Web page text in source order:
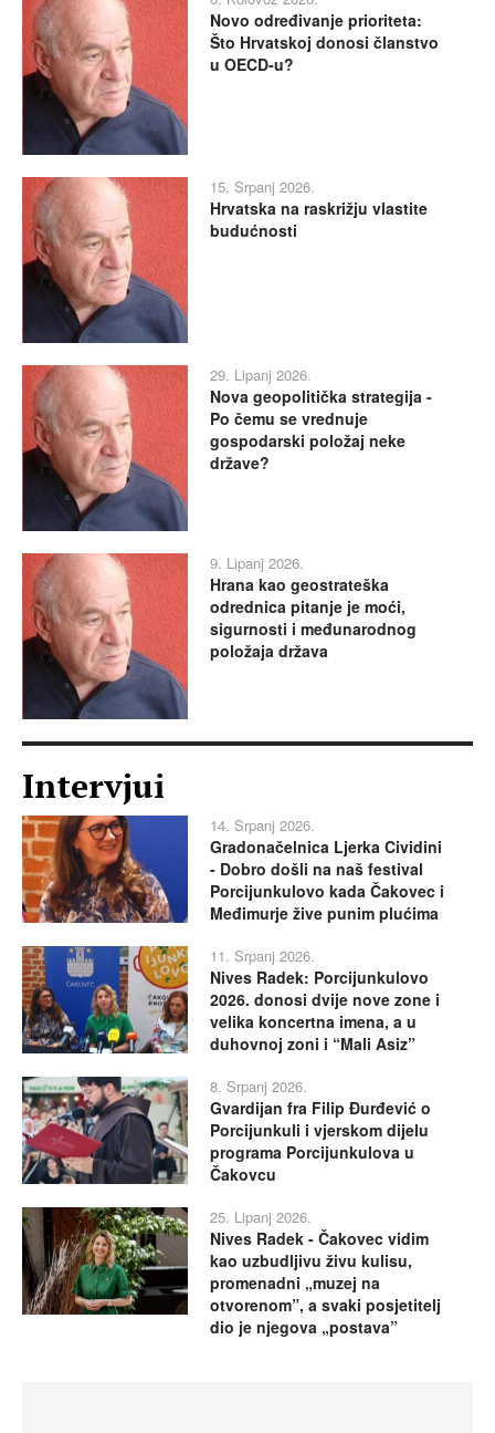
Novo određivanje prioriteta:
Što Hrvatskoj donosi članstvo
u OECD-u?
15. Srpanj 2026.
Hrvatska na raskrižju vlastite
budućnosti
29. Lipanj 2026.
Nova geopolitička strategija -
Po čemu se vrednuje
gospodarski položaj neke
države?
9. Lipanj 2026.
Hrana kao geostrateška
odrednica pitanje je moći,
sigurnosti i međunarodnog
položaja država
Intervjui
14. Srpanj 2026.
Gradonačelnica Ljerka Cividini
- Dobro došli na naš festival
Porcijunkulovo kada Čakovec i
Međimurje žive punim plućima
11. Srpanj 2026.
Nives Radek: Porcijunkulovo
2026. donosi dvije nove zone i
velika koncertna imena, a u
duhovnoj zoni i “Mali Asiz”
8. Srpanj 2026.
Gvardijan fra Filip Đurđević o
Porcijunkuli i vjerskom dijelu
programa Porcijunkulova u
Čakovcu
25. Lipanj 2026.
Nives Radek - Čakovec vidim
kao uzbudljivu živu kulisu,
promenadni „muzej na
otvorenom”, a svaki posjetitelj
dio je njegova „postava”